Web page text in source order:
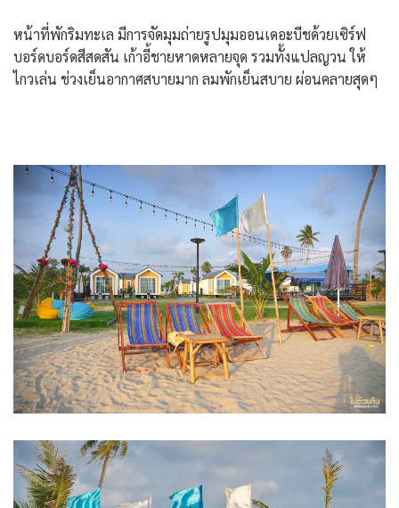
หน้าที่พักริมทะเล มีการจัดมุมถ่ายรูปมุมออนเดอะบีชด้วยเซิร์ฟ
บอร์ดบอร์ดสีสดสัน เก้าอี้ชายหาดหลายจุด รวมทั้งแปลญวน ให้
ไกวเล่น ช่วงเย็นอากาศสบายมาก ลมพักเย็นสบาย ผ่อนคลายสุดๆ